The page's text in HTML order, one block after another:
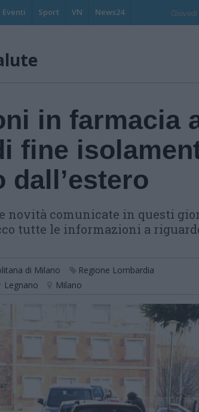
Eventi Sport VN News24
in farmacia
fine
dall’estero
novità comunicate in questi
tutte le informazioni a
di Milano
Regione Lombardia
Legnano Milano